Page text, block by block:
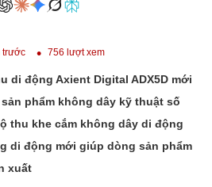
trước 756 lượt xem
di động Axient Digital ADX5D mới
phẩm không dây kỹ thuật số
thu khe cắm không dây di động
di động mới giúp dòng sản phẩm
xuất